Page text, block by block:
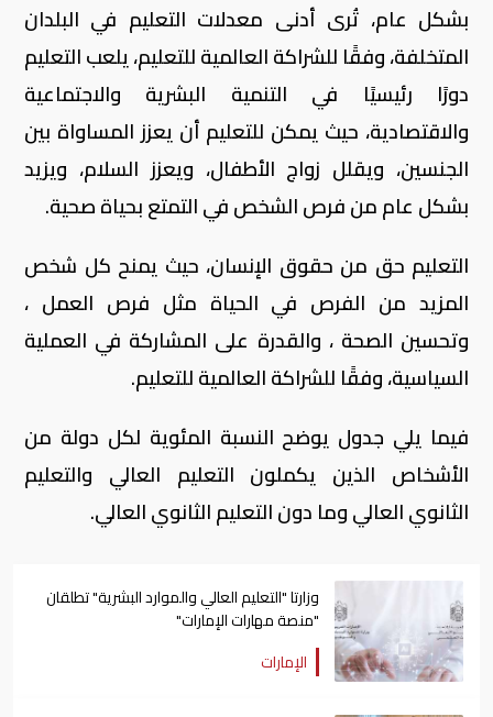
بشكل عام، تُرى أدنى معدلات التعليم في البلدان
المتخلفة، وفقًا للشراكة العالمية للتعليم، يلعب التعليم
دورًا رئيسيًا في التنمية البشرية والاجتماعية
والاقتصادية، حيث يمكن للتعليم أن يعزز المساواة بين
الجنسين، ويقلل زواج الأطفال، ويعزز السلام، ويزيد
بشكل عام من فرص الشخص في التمتع بحياة صحية.
التعليم حق من حقوق الإنسان، حيث يمنح كل شخص
المزيد من الفرص في الحياة مثل فرص العمل ،
وتحسين الصحة ، والقدرة على المشاركة في العملية
السياسية، وفقًا للشراكة العالمية للتعليم.
فيما يلي جدول يوضح النسبة المئوية لكل دولة من
الأشخاص الذين يكملون التعليم العالي والتعليم
الثانوي العالي وما دون التعليم الثانوي العالي.
وزارتا "التعليم العالي والموارد البشرية" تطلقان
"منصة مهارات الإمارات"
الإمارات